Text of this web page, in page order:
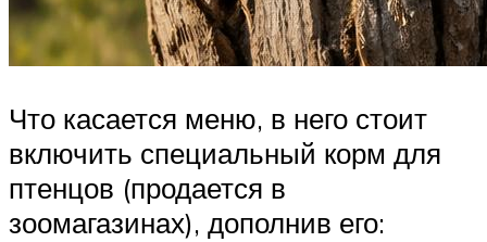
Что касается меню, в него стоит
включить специальный корм для
птенцов (продается в
зоомагазинах), дополнив его: